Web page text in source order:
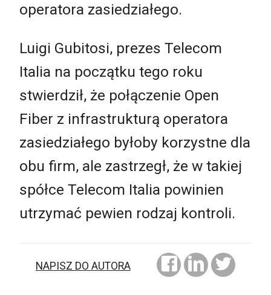
operatora zasiedziałego.
Luigi Gubitosi, prezes Telecom
Italia na początku tego roku
stwierdził, że połączenie Open
Fiber z infrastrukturą operatora
zasiedziałego byłoby korzystne dla
obu firm, ale zastrzegł, że w takiej
spółce Telecom Italia powinien
utrzymać pewien rodzaj kontroli.
NAPISZ DO AUTORA